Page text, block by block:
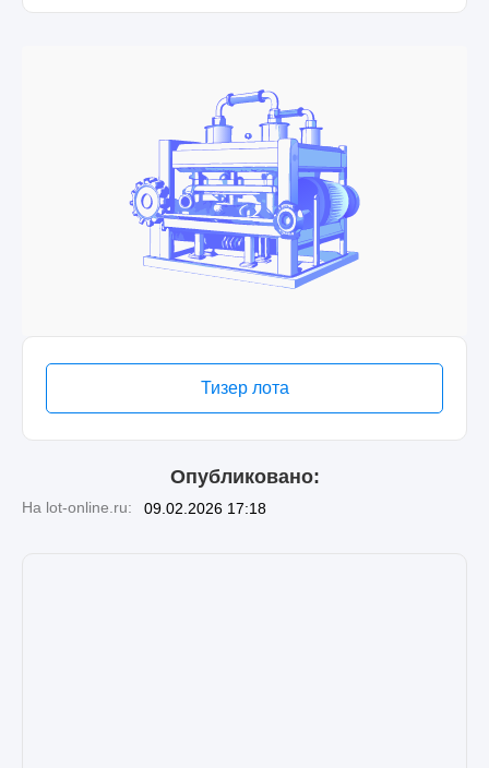
Тизер лота
Опубликовано:
На lot-online.ru: 09.02.2026 17:18